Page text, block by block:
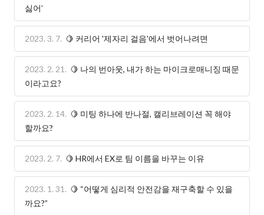
싫어’
2023. 3. 7. 🍋 커리어 '제자리 걸음'에서 벗어나려면
2023. 2. 21. 🍋 나의 번아웃, 내가 하는 마이크로매니징 때문
이라고요?
2023. 2. 14. 🍋 미팅 하나에 반나절, 캘리브레이션 꼭 해야
할까요?
2023. 2. 7. 🍋 HR에서 EX로 팀 이름을 바꾸는 이유
2023. 1. 31. 🍋 “어떻게 심리적 안전감을 재구축할 수 있을
까요?”